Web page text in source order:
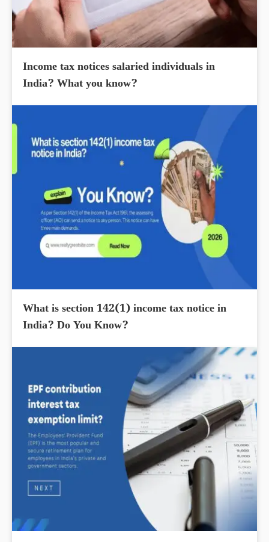
Income tax notices salaried individuals in
India? What you know?
What is section 142(1) income tax notice in
India? Do You Know?